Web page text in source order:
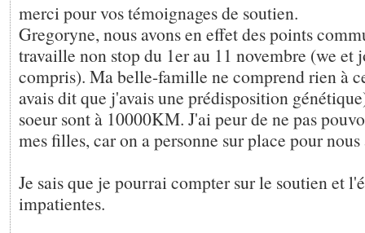
merci pour vos témoignages de soutien.
Gregoryne, nous avons en effet des points
travaille non stop du 1er au 11 novembre (we et
compris). Ma belle-famille ne comprend rien à
avais dit que j'avais une prédisposition
soeur sont à 10000KM. J'ai peur de ne pas
mes filles, car on a personne sur place pour nous
Je sais que je pourrai compter sur le soutien et
impatientes.